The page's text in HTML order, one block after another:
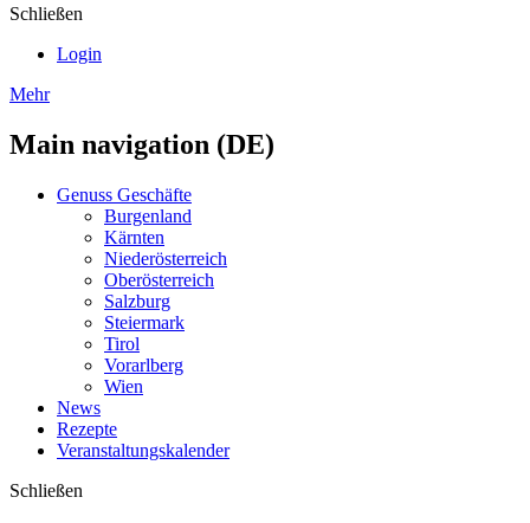
Schließen
Login
Mehr
Main navigation (DE)
Genuss Geschäfte
Burgenland
Kärnten
Niederösterreich
Oberösterreich
Salzburg
Steiermark
Tirol
Vorarlberg
Wien
News
Rezepte
Veranstaltungskalender
Schließen